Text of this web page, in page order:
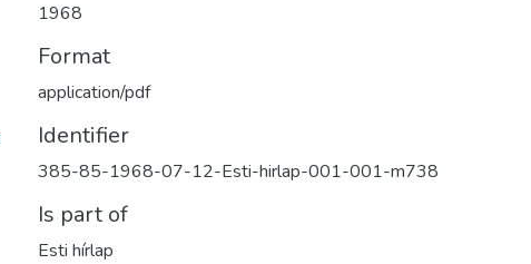
1968
Format
application/pdf
Identifier
385-85-1968-07-12-Esti-hirlap-001-001-m738
Is part of
Esti hírlap